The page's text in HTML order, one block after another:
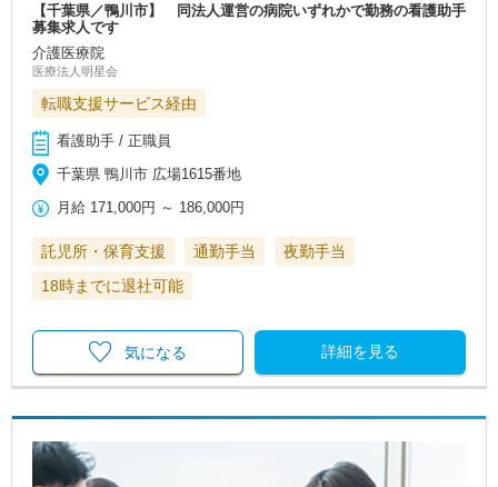
【千葉県／鴨川市】 同法人運営の病院いずれかで勤務の看護助手
募集求人です
介護医療院
医療法人明星会
転職支援サービス経由
看護助手 / 正職員
千葉県 鴨川市 広場1615番地
月給 171,000円 ～ 186,000円
託児所・保育支援 通勤手当
夜勤手当
18時までに退社可能
詳細を見る
気になる